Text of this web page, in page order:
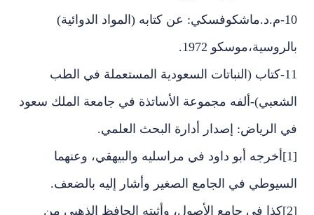
10-م.د.ماشكوفسكي: عن كتابه (المواد الدوائية)
بالروسية،موسكو 1972.
11-كتاب (النباتات السعودية المستعملة في الطب
الشعبي)-ألفه مجموعة الأساتذة في جامعة الملك سعود
في الرياض: إصدار أدارة البحث العلمي.
[1]أخرجه أبو داود في مراسليه والبيهقي، وعنهما
السيوطي في الجامع الصغير وأشار إليه بالضعف.
[2]كذا في جامع الأصول، وأثبته الحافظ الذهبي من